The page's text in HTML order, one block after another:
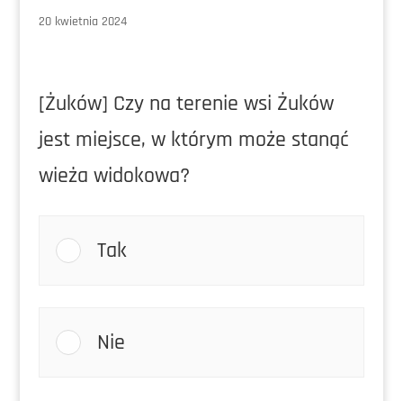
20 kwietnia 2024
[Żuków] Czy na terenie wsi Żuków
jest miejsce, w którym może stanąć
wieża widokowa?
Tak
Nie